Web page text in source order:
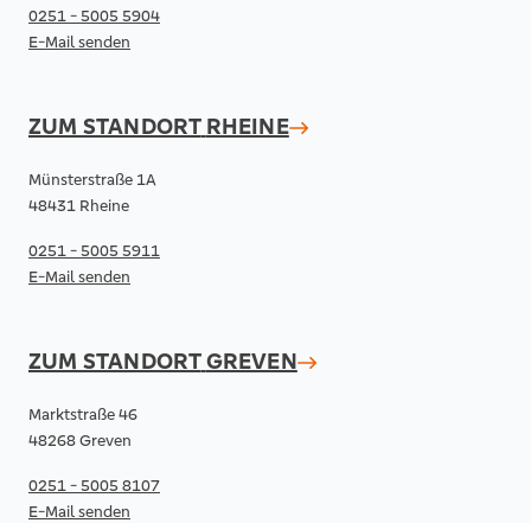
0251 - 5005 5904
E-Mail senden
ZUM STANDORT RHEINE
Münsterstraße 1A
48431 Rheine
0251 - 5005 5911
E-Mail senden
ZUM STANDORTGREVEN
Marktstraße 46
48268 Greven
0251 - 5005 8107
E-Mail senden